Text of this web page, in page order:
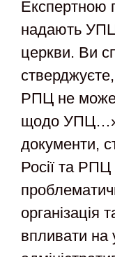
Експертною
надають УПЦ
церкви. Ви
РПЦ не може
щодо УПЦ…»
документи,
Росії та РПЦ
організація
впливати на